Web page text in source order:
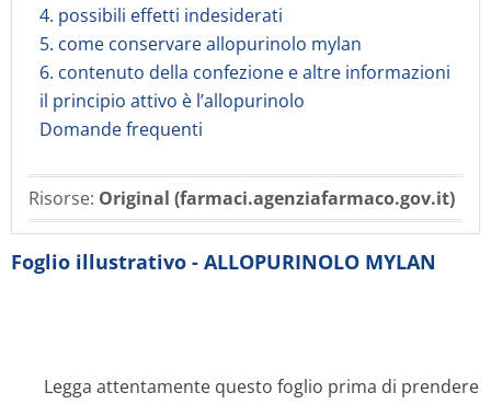
4. possibili effetti indesiderati
5. come conservare allopurinolo mylan
6. contenuto della confezione e altre informazioni
il principio attivo è l’allopurinolo
Domande frequenti
Risorse: Original (farmaci.agenziafarmaco.gov.it)
Foglio illustrativo - ALLOPURINOLO MYLAN
Legga attentamente questo foglio prima di prendere